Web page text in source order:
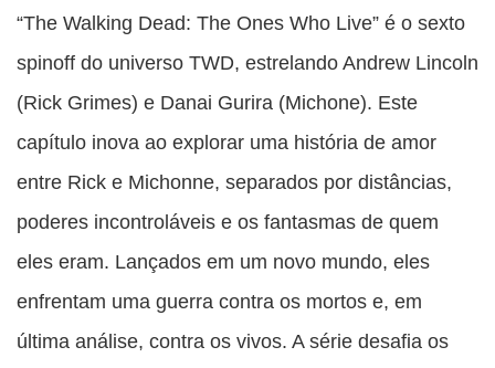
“The Walking Dead: The Ones Who Live” é o sexto
spinoff do universo TWD, estrelando Andrew Lincoln
(Rick Grimes) e Danai Gurira (Michone). Este
capítulo inova ao explorar uma história de amor
entre Rick e Michonne, separados por distâncias,
poderes incontroláveis e os fantasmas de quem
eles eram. Lançados em um novo mundo, eles
enfrentam uma guerra contra os mortos e, em
última análise, contra os vivos. A série desafia os